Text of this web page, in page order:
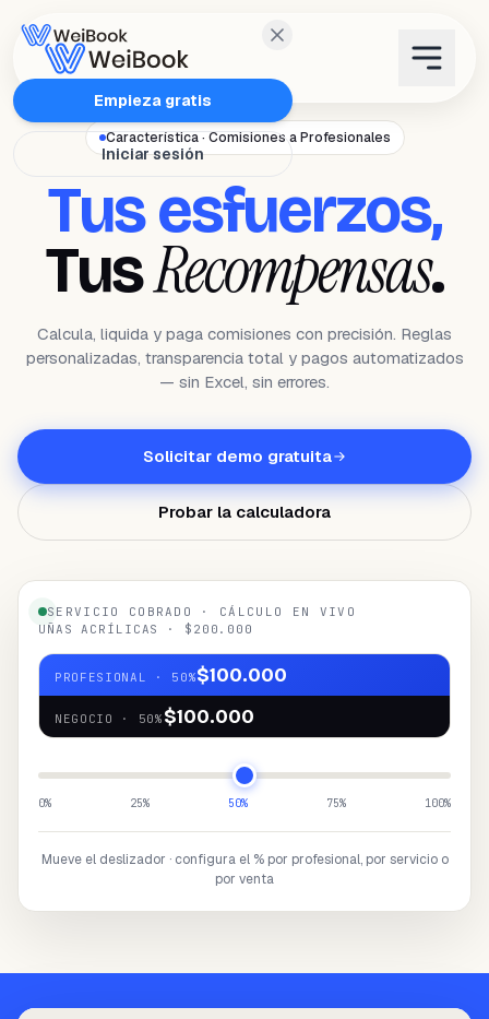
Características
Planes
Wanda
Blog
WeiAcademy
Contacto
¿NECESITAS AYUDA?
Habla con un especialista y diseña tu
plan.
Empieza gratis
Iniciar sesión
Característica · Comisiones a Profesionales
Tus esfuerzos,
TusRecompensas.
Calcula, liquida y paga comisiones con precisión. Reglas
personalizadas, transparencia total y pagos automatizados
— sin Excel, sin errores.
Solicitar demo gratuita
Probar la calculadora
SERVICIO COBRADO · CÁLCULO EN VIVO
UÑAS ACRÍLICAS · $200.000
PROFESIONAL · 50%$100.000
NEGOCIO · 50% $100.000
0% 25% 50% 75% 100%
Mueve el deslizador · configura el % por profesional, por servicio o
por venta